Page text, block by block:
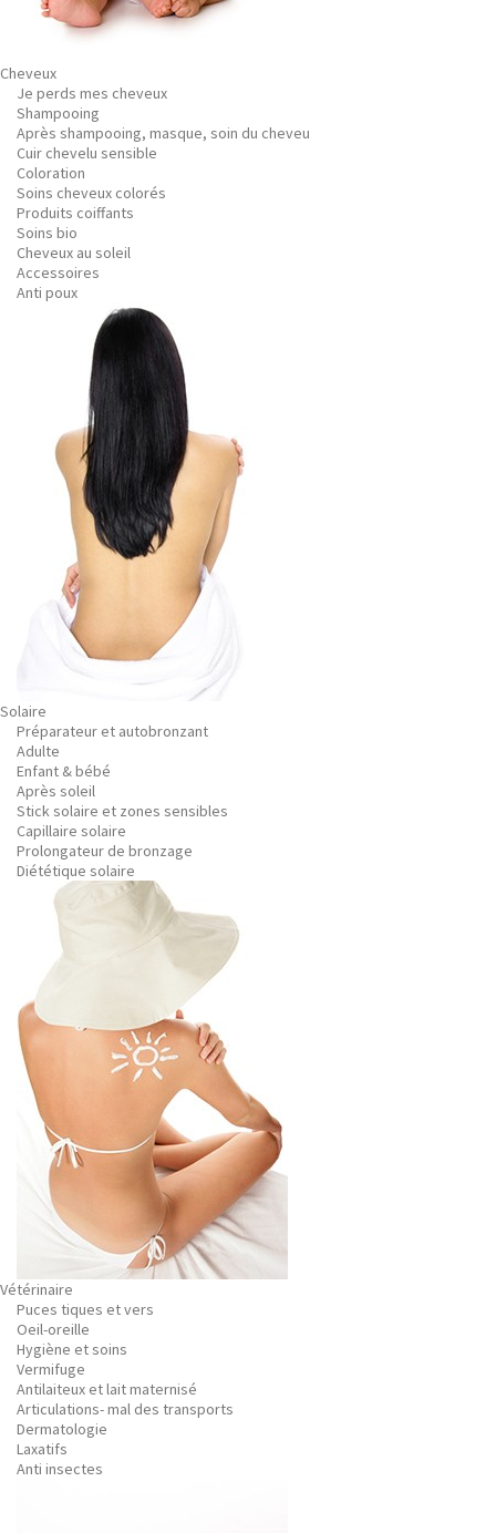
Cheveux
Je perds mes cheveux
Shampooing
Après shampooing, masque, soin du cheveu
Cuir chevelu sensible
Coloration
Soins cheveux colorés
Produits coiffants
Soins bio
Cheveux au soleil
Accessoires
Anti poux
Solaire
Préparateur et autobronzant
Adulte
Enfant & bébé
Après soleil
Stick solaire et zones sensibles
Capillaire solaire
Prolongateur de bronzage
Diététique solaire
Vétérinaire
Puces tiques et vers
Oeil-oreille
Hygiène et soins
Vermifuge
Antilaiteux et lait maternisé
Articulations- mal des transports
Dermatologie
Laxatifs
Anti insectes